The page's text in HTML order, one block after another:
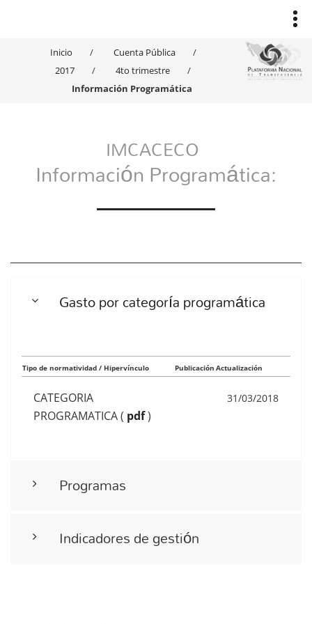
Inicio
Cuenta Pública
2017
4to trimestre
Información Programática
IMCACECO
Información Programática:
Gasto por categoría programática
Tipo de normatividad / Hipervínculo Publicación Actualización
CATEGORIA
PROGRAMATICA( pdf)
31/03/2018
Programas
Indicadores de gestión